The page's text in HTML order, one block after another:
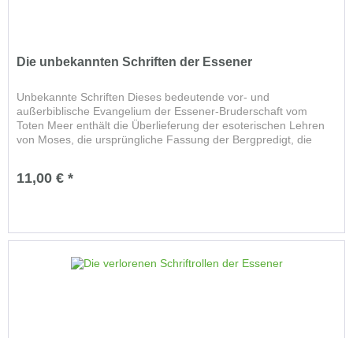
Die unbekannten Schriften der Essener
Unbekannte Schriften Dieses bedeutende vor- und
außerbiblische Evangelium der Essener-Bruderschaft vom
Toten Meer enthält die Überlieferung der esoterischen Lehren
von Moses, die ursprüngliche Fassung der Bergpredigt, die
11,00 € *